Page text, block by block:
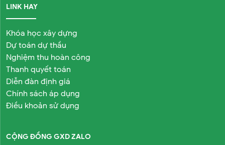
LINK HAY
Khóa học xây dựng
Dự toán dự thầu
Nghiệm thu hoàn công
Thanh quyết toán
Diễn đàn định giá
Chính sách áp dụng
Điều khoản sử dụng
CỘNG ĐỒNG GXD ZALO